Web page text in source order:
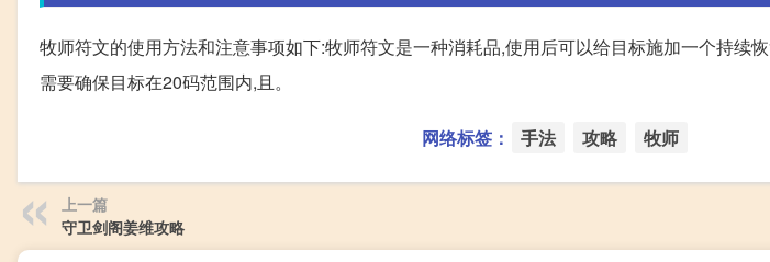
牧师符文的使用方法和注意事项如下:牧师符文是一种消耗品,使用后可以给目标施加一个持续
需要确保目标在20码范围内,且。
网络标签： 手法 攻略 牧师
上一篇
守卫剑阁姜维攻略